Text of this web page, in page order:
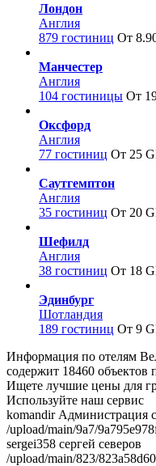
Лондон
Англия
879 гостиниц От
Манчестер
Англия
104 гостиницы От
Оксфорд
Англия
77 гостиниц От 25
Саутгемптон
Англия
35 гостиниц От 20
Шефилд
Англия
38 гостиниц От 18
Эдинбург
Шотландия
189 гостиниц От 9
Информация по отелям
содержит 18460
Ищете лучшие цены для
Используйте наш сервис
komandir Администрация
/upload/main/9a7/
sergei358 сергей северов
/upload/main/823/